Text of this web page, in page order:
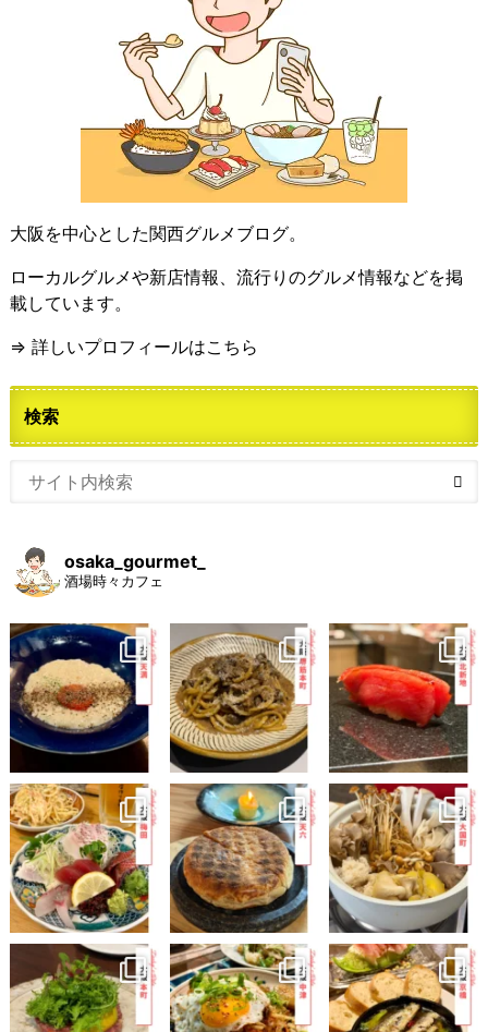
大阪を中心とした関西グルメブログ。
ローカルグルメや新店情報、流行りのグルメ情報などを掲
載しています。
⇒ 詳しいプロフィールはこちら
検索
osaka_gourmet_
酒場時々カフェ